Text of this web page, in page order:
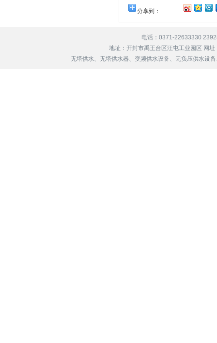
分享到：
电话：0371-22633330
地址：开封市禹王台区汪屯工业园区 网址
无塔供水、无塔供水器、变频供水设备、无负压供水设